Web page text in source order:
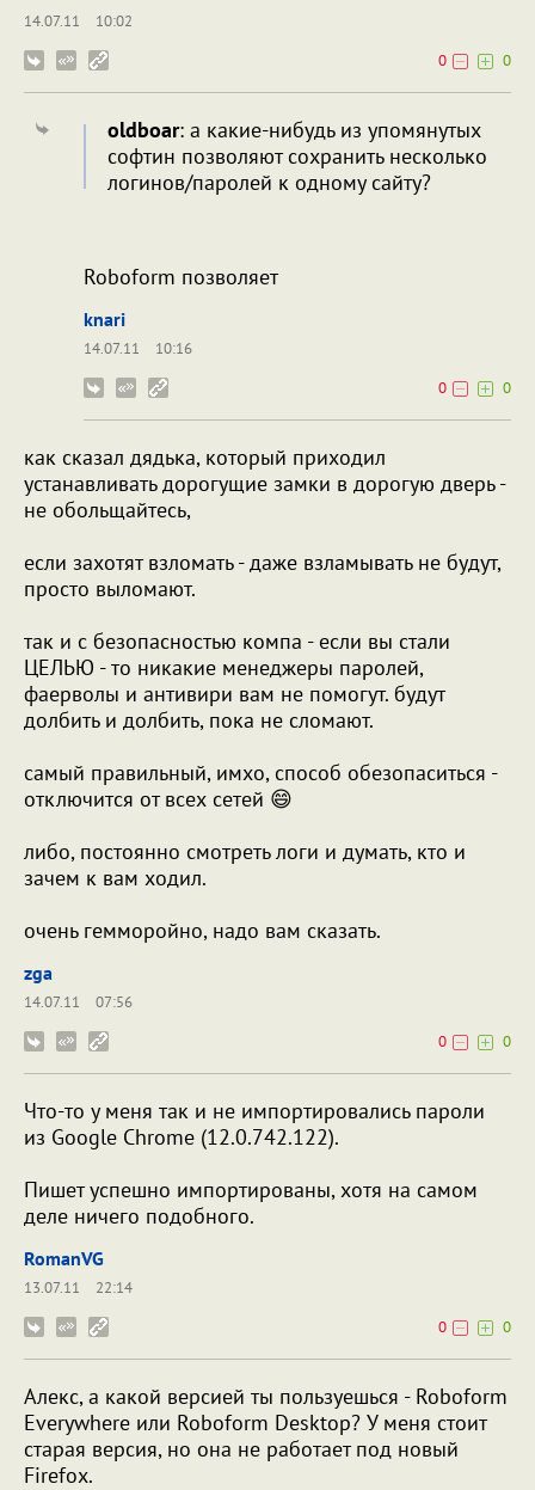
14.07.11
10:02
0
0
oldboar: а какие-нибудь из упомянутых
софтин позволяют сохранить несколько
логинов/паролей к одному сайту?
Roboform позволяет
knari
14.07.11
10:16
0
0
как сказал дядька, который приходил
устанавливать дорогущие замки в дорогую дверь -
не обольщайтесь,
если захотят взломать - даже взламывать не будут,
просто выломают.
так и с безопасностью компа - если вы стали
ЦЕЛЬЮ - то никакие менеджеры паролей,
фаерволы и антивири вам не помогут. будут
долбить и долбить, пока не сломают.
самый правильный, имхо, способ обезопаситься -
отключится от всех сетей 😄
либо, постоянно смотреть логи и думать, кто и
зачем к вам ходил.
очень гемморойно, надо вам сказать.
zga
14.07.11
07:56
0
0
Что-то у меня так и не импортировались пароли
из Google Chrome (12.0.742.122).
Пишет успешно импортированы, хотя на самом
деле ничего подобного.
RomanVG
13.07.11
22:14
0
0
Алекс, а какой версией ты пользуешься - Roboform
Everywhere или Roboform Desktop? У меня стоит
старая версия, но она не работает под новый
Firefox.